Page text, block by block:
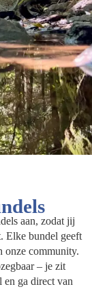
aan, zodat jij
Elke bundel geeft
onze community.
– je zit
en ga direct van